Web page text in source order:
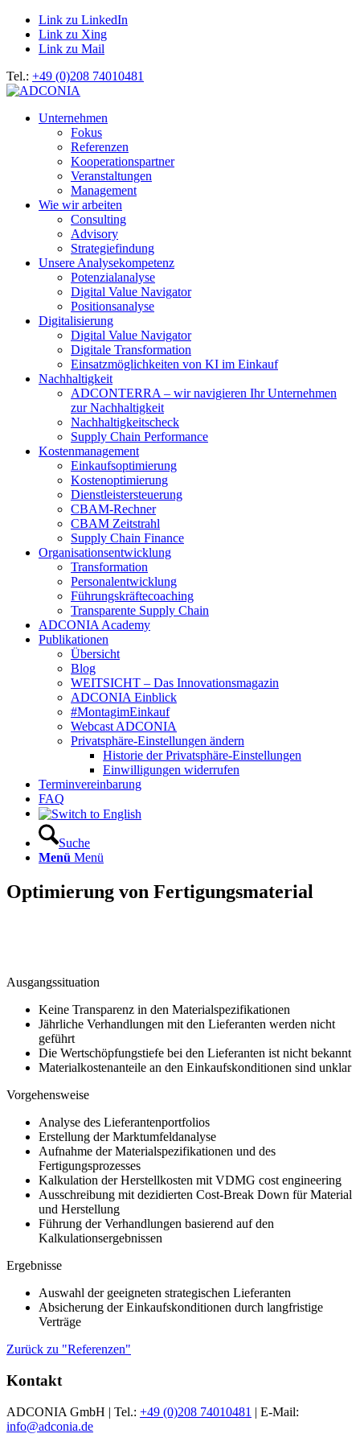
Link zu LinkedIn
Link zu Xing
Link zu Mail
Tel.: +49 (0)208 74010481
Unternehmen
Fokus
Referenzen
Kooperationspartner
Veranstaltungen
Management
Wie wir arbeiten
Consulting
Advisory
Strategiefindung
Unsere Analysekompetenz
Potenzialanalyse
Digital Value Navigator
Positionsanalyse
Digitalisierung
Digital Value Navigator
Digitale Transformation
Einsatzmöglichkeiten von KI im Einkauf
Nachhaltigkeit
ADCONTERRA – wir navigieren Ihr Unternehmen
zur Nachhaltigkeit
Nachhaltigkeitscheck
Supply Chain Performance
Kostenmanagement
Einkaufsoptimierung
Kostenoptimierung
Dienstleistersteuerung
CBAM-Rechner
CBAM Zeitstrahl
Supply Chain Finance
Organisationsentwicklung
Transformation
Personalentwicklung
Führungskräftecoaching
Transparente Supply Chain
ADCONIA Academy
Publikationen
Übersicht
Blog
WEITSICHT – Das Innovationsmagazin
ADCONIA Einblick
#MontagimEinkauf
Webcast ADCONIA
Privatsphäre-Einstellungen ändern
Historie der Privatsphäre-Einstellungen
Einwilligungen widerrufen
Terminvereinbarung
FAQ
Suche
Menü Menü
Optimierung von Fertigungsmaterial
Ausgangssituation
Keine Transparenz in den Materialspezifikationen
Jährliche Verhandlungen mit den Lieferanten werden nicht
geführt
Die Wertschöpfungstiefe bei den Lieferanten ist nicht bekannt
Materialkostenanteile an den Einkaufskonditionen sind unklar
Vorgehensweise
Analyse des Lieferantenportfolios
Erstellung der Marktumfeldanalyse
Aufnahme der Materialspezifikationen und des
Fertigungsprozesses
Kalkulation der Herstellkosten mit VDMG cost engineering
Ausschreibung mit dezidierten Cost-Break Down für Material
und Herstellung
Führung der Verhandlungen basierend auf den
Kalkulationsergebnissen
Ergebnisse
Auswahl der geeigneten strategischen Lieferanten
Absicherung der Einkaufskonditionen durch langfristige
Verträge
Zurück zu "Referenzen"
Kontakt
ADCONIA GmbH | Tel.: +49 (0)208 74010481 | E-Mail:
info@adconia.de